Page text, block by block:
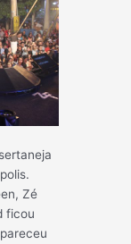
Zé
ficou